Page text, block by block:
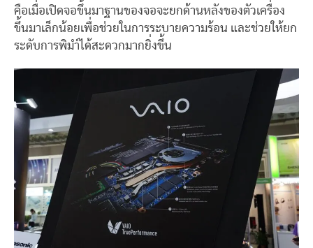
คือเมื่อเปิดจอขึ้นมาฐานของจอจะยกด้านหลังของตัวเครื่อง
ขึ้นมาเล็กน้อยเพื่อช่วยในการระบายความร้อน และช่วยให้ยก
ระดับการพิมำ์ได้สะดวกมากยิ่งขึ้น